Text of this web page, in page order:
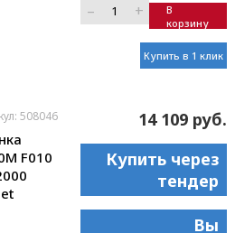
– +
В
корзину
Купить в 1 клик
508046
F010
14 109 руб.
Купить через
тендер
Вы